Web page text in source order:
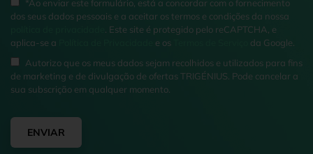
*Ao enviar este formulário, está a concordar com o fornecimento
dos seus dados pessoais e a aceitar os termos e condições da nossa
. Este site é protegido pelo reCAPTCHA, e
aplica-se a
e os
da Google.
Autorizo que os meus dados sejam recolhidos e utilizados para fins
de marketing e de divulgação de ofertas TRIGÉNIUS. Pode cancelar a
sua subscrição em qualquer momento.
ENVIAR